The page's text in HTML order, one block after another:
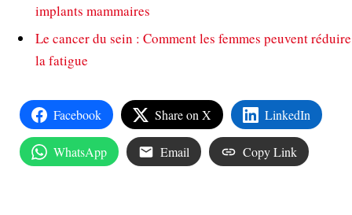
implants mammaires
Le cancer du sein : Comment les femmes peuvent réduire
la fatigue
Facebook Share on X LinkedIn
WhatsApp Email Copy Link